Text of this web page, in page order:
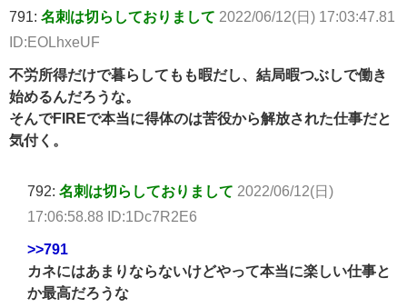
791: 名刺は切らしておりまして 2022/06/12(日) 17:03:47.81
ID:EOLhxeUF
不労所得だけで暮らしてもも暇だし、結局暇つぶしで働き
始めるんだろうな。
そんでFIREで本当に得体のは苦役から解放された仕事だと
気付く。
792: 名刺は切らしておりまして 2022/06/12(日)
17:06:58.88 ID:1Dc7R2E6
>>791
カネにはあまりならないけどやって本当に楽しい仕事と
か最高だろうな